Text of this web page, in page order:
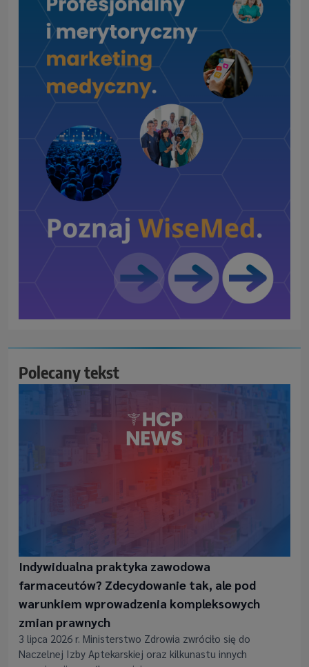
Polecany tekst
Indywidualna praktyka zawodowa
farmaceutów? Zdecydowanie tak, ale pod
warunkiem wprowadzenia kompleksowych
zmian prawnych
3 lipca 2026 r. Ministerstwo Zdrowia zwróciło się do
Naczelnej Izby Aptekarskiej oraz kilkunastu innych